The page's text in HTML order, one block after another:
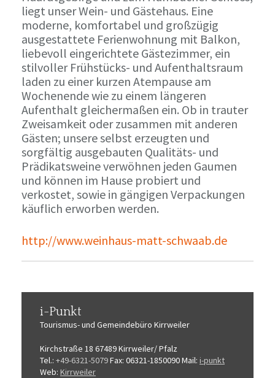
liegt unser Wein- und Gästehaus. Eine
moderne, komfortabel und großzügig
ausgestattete Ferienwohnung mit Balkon,
liebevoll eingerichtete Gästezimmer, ein
stilvoller Frühstücks- und Aufenthaltsraum
laden zu einer kurzen Atempause am
Wochenende wie zu einem längeren
Aufenthalt gleichermaßen ein. Ob in trauter
Zweisamkeit oder zusammen mit anderen
Gästen; unsere selbst erzeugten und
sorgfältig ausgebauten Qualitäts- und
Prädikatsweine verwöhnen jeden Gaumen
und können im Hause probiert und
verkostet, sowie in gängigen Verpackungen
käuflich erworben werden.
http://www.weinhaus-matt-schwaab.de
i-Punkt
Tourismus-und Gemeindebüro Kirrweiler
Kirchstraße 18 67489 Kirrweiler/ Pfalz
Tel.: +49-6321-5079Fax: 06321-1850090Mail: i-punkt
Web: Kirrweiler